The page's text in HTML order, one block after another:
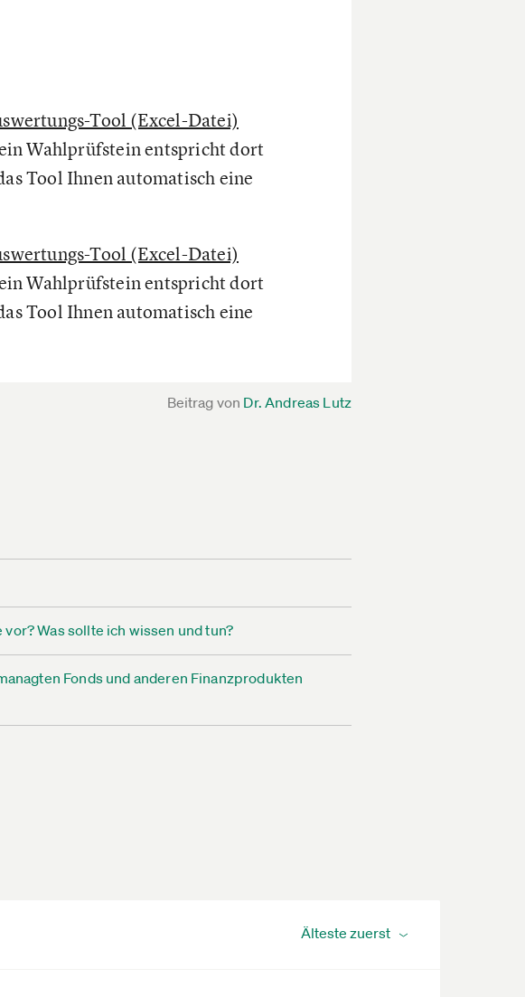
Tool (Excel-Datei)
Wahlprüfstein entspricht dort
Tool Ihnen automatisch eine
Tool (Excel-Datei)
Wahlprüfstein entspricht dort
Tool Ihnen automatisch eine
Beitrag von Dr. Andreas Lutz
Was sollte ich wissen und tun?
Fonds und anderen Finanzprodukten